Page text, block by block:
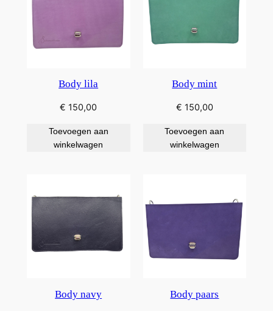
Body lila
€ 150,00
Toevoegen aan
winkelwagen
Body mint
€ 150,00
Toevoegen aan
winkelwagen
Body navy Body paars